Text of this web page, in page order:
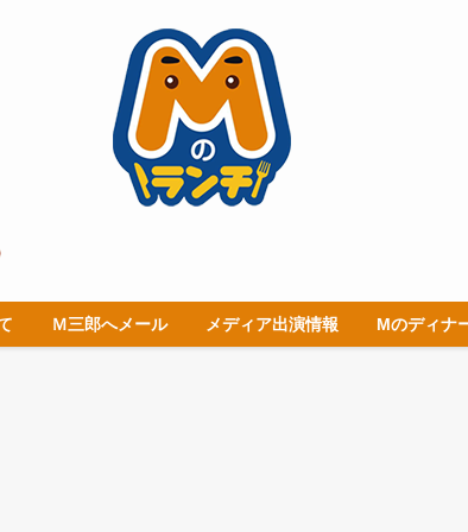
Ｍ三郎へメール メディア出演情報 Mのディナ